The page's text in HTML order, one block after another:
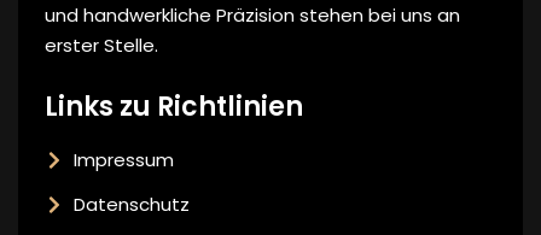
und handwerkliche Präzision stehen bei uns an
erster Stelle.
Links zu Richtlinien
Impressum
Datenschutz